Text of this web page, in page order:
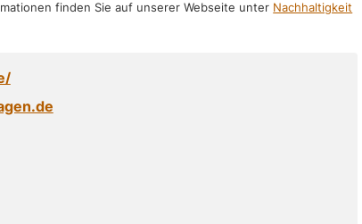
finden Sie auf unserer Webseite unter Nachhaltigkeit